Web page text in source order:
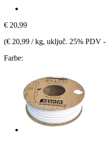
€ 20,99
(€ 20,99 / kg, uključ. 25% PDV -
Farbe: